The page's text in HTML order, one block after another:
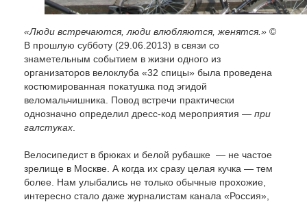
«Люди встречаются, люди влюбляются, женятся.» ©
В прошлую субботу (29.06.2013) в связи со
знаметельным событием в жизни одного из
организаторов велоклуба «32 спицы» была проведена
костюмированная покатушка под эгидой
веломальчишника. Повод встречи практически
однозначно определил дресс-код мероприятия — при
галстуках
Велосипедист в брюках и белой рубашке — не частое
зрелище в Москве. А когда их сразу целая кучка — тем
более. Нам улыбались не только обычные прохожие,
интересно стало даже журналистам канала «Россия»,